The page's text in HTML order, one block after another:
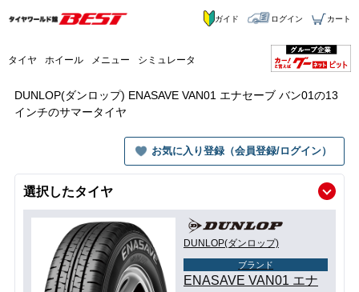
タイヤ ホイール メニュー シミュレータ
ガイド ログイン カート
DUNLOP(ダンロップ) ENASAVE VAN01 エナセーブ バン01の13
インチのサマータイヤ
お気に入り登録（会員登録/ログイン）
選択したタイヤ
DUNLOP(ダンロップ)
ブランド
ENASAVE VAN01 エナ